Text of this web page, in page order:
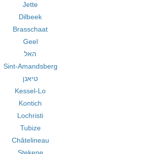
Jette
Dilbeek
Brasschaat
Geel
האל
Sint-Amandsberg
טיאנן
Kessel-Lo
Kontich
Lochristi
Tubize
Châtelineau